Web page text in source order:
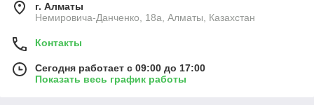
г. Алматы
Немировича-Данченко, 18а, Алматы, Казахстан
Контакты
Сегодня работает с 09:00 до 17:00
Показать весь график работы